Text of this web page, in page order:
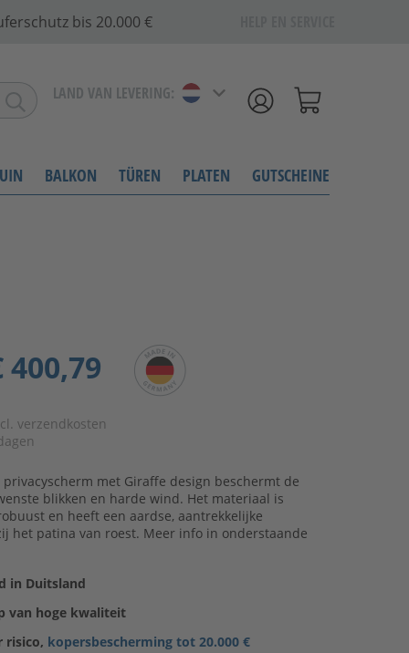
bis 20.000 €
LAND VAN LEVERING:
BALKON TÜREN PLATEN GUTSCHEINE
verzendkosten
met Giraffe design beschermt de
blikken en harde wind. Het materiaal is
en heeft een aardse, aantrekkelijke
het patina van roest. Meer info in onderstaande
in Duitsland
van hoge kwaliteit
risico, kopersbescherming tot 20.000 €